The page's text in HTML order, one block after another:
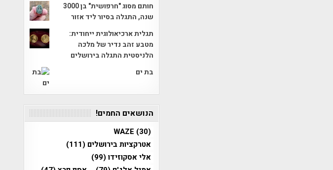
חותם מסוג "חרפושית" בן 3000
שנה, התגלה בסיור ליד אזור
תגלית ארכיאולוגית ייחודית:
מטבע זהב נדיר של מלכה
הלניסטית התגלה בירושלים
בת ים
הנושאים החמים!
WAZE (30)
אטרקציות בירושלים (111)
אלי אסקוזידו(99)